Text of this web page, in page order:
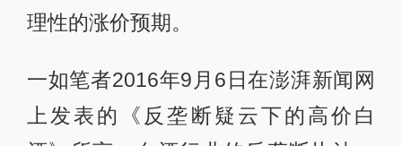
理性的涨价预期。
一如笔者2016年9月6日在澎湃新闻网
上发表的《反垄断疑云下的高价白